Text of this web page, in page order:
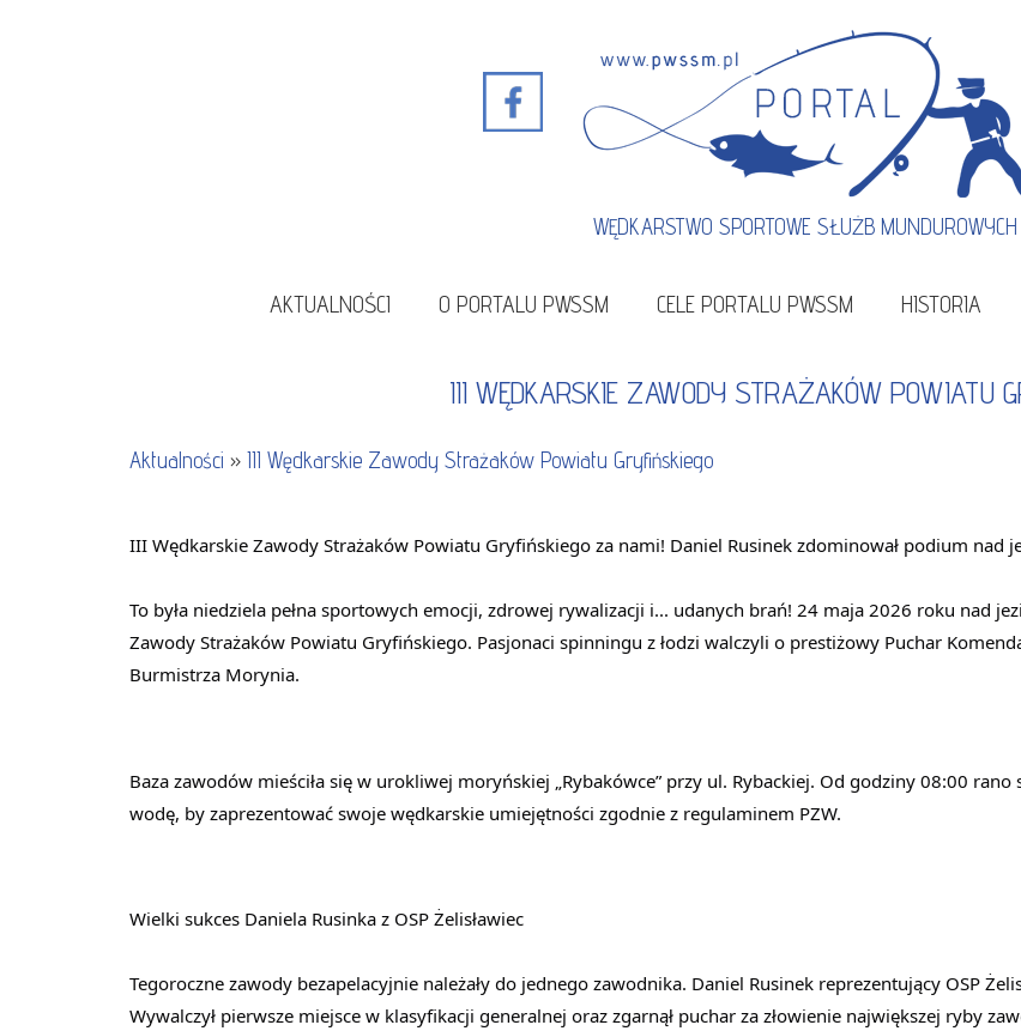
WĘDKARSTWO SPORTOWE SŁUŻB MUNDUROWYCH
AKTUALNOŚCI O PORTALU PWSSM CELE PORTALU PWSSM HISTORIA
III WĘDKARSKIE ZAWODY STRAŻAKÓW POWIATU
Aktualności » III Wędkarskie Zawody Strażaków Powiatu Gryfińskiego
III Wędkarskie Zawody Strażaków Powiatu Gryfińskiego za nami! Daniel Rusinek zdominował podium nad
To była niedziela pełna sportowych emocji, zdrowej rywalizacji i... udanych brań! 24 maja 2026 roku nad
Zawody Strażaków Powiatu Gryfińskiego. Pasjonaci spinningu z łodzi walczyli o prestiżowy Puchar
Burmistrza Morynia.
Baza zawodów mieściła się w urokliwej moryńskiej „Rybakówce” przy ul. Rybackiej. Od godziny 08:00
wodę, by zaprezentować swoje wędkarskie umiejętności zgodnie z regulaminem PZW.
Wielki sukces Daniela Rusinka z OSP Żelisławiec
Tegoroczne zawody bezapelacyjnie należały do jednego zawodnika. Daniel Rusinek reprezentujący OSP
Wywalczył pierwsze miejsce w klasyfikacji generalnej oraz zgarnął puchar za złowienie największej ryby